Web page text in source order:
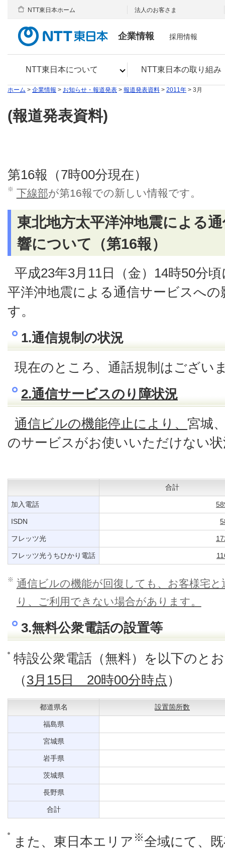
企業情報
NTT東日本について NTT東日本の取り組み
NTT東日本ホーム 法人のお客さま
採用情報
ホーム > 企業情報 > お知らせ・報道発表 > 報道発表資料 > 2011年 > 3月
(報道発表資料)
第16報（7時00分現在）
※ 下線部が第16報での新しい情報です。
東北地方太平洋沖地震による
響について（第16報）
平成23年3月11日（金）14時50分
平洋沖地震による通信サービスへ
す。
1.通信規制の状況
現在のところ、通話規制はござい
2.通信サービスのり障状況
通信ビルの機能停止により、 宮城
のサービスがお使いいただけない
合計
加入電話
ISDN
フレッツ光
フレッツ光うちひかり電話
※ 通信ビルの機能が回復しても、お客様宅
り、ご利用できない場合があります。
3.無料公衆電話の設置等
特設公衆電話（無料）を以下のと
（3月15日 20時00分時点 ）
都道県名 設置箇所数
福島県
宮城県
岩手県
茨城県
長野県
合計
また、東日本エリア ※全域にて、